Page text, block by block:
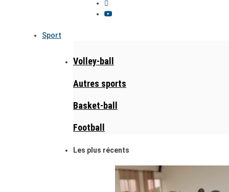
Sport
Volley-ball
Autres sports
Basket-ball
Football
Les plus récents